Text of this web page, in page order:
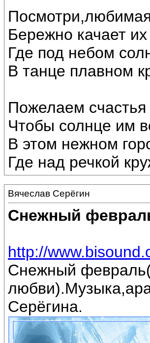
Бережно качает
Где под небом
В танце плавном
Пожелаем
Чтобы солнце им
В этом нежном
Где над речкой
Вячеслав Серёгин
Снежный
http://
Снежный
Серёгина.